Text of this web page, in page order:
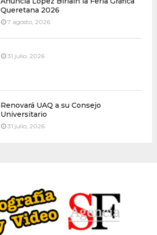
Queretana 2026
7 agosto, 2026
31 julio, 2026
Renovará UAQ a su Consejo
Universitario
31 julio, 2026